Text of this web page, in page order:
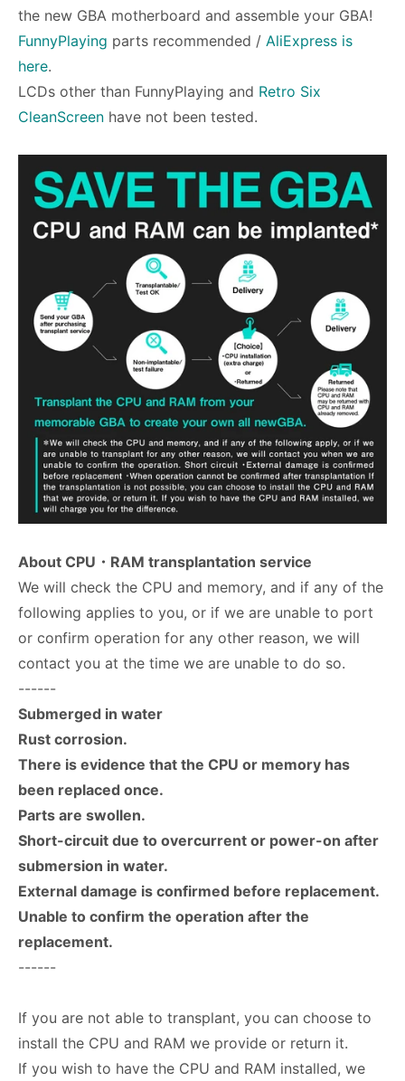
the new GBA motherboard and assemble your GBA!
FunnyPlaying parts recommended / AliExpress is
here.
LCDs other than FunnyPlaying and Retro Six
CleanScreen have not been tested.
About CPU・RAM transplantation service
We will check the CPU and memory, and if any of the
following applies to you, or if we are unable to port
or confirm operation for any other reason, we will
contact you at the time we are unable to do so.
------
Submerged in water
Rust corrosion.
There is evidence that the CPU or memory has
been replaced once.
Parts are swollen.
Short-circuit due to overcurrent or power-on after
submersion in water.
External damage is confirmed before replacement.
Unable to confirm the operation after the
replacement.
------
If you are not able to transplant, you can choose to
install the CPU and RAM we provide or return it.
If you wish to have the CPU and RAM installed, we